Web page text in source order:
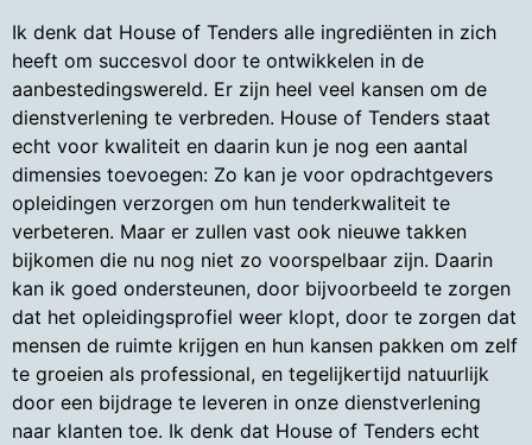
Ik denk dat House of Tenders alle ingrediënten in zich
heeft om succesvol door te ontwikkelen in de
aanbestedingswereld. Er zijn heel veel kansen om de
dienstverlening te verbreden. House of Tenders staat
echt voor kwaliteit en daarin kun je nog een aantal
dimensies toevoegen: Zo kan je voor opdrachtgevers
opleidingen verzorgen om hun tenderkwaliteit te
verbeteren. Maar er zullen vast ook nieuwe takken
bijkomen die nu nog niet zo voorspelbaar zijn. Daarin
kan ik goed ondersteunen, door bijvoorbeeld te zorgen
dat het opleidingsprofiel weer klopt, door te zorgen dat
mensen de ruimte krijgen en hun kansen pakken om zelf
te groeien als professional, en tegelijkertijd natuurlijk
door een bijdrage te leveren in onze dienstverlening
naar klanten toe. Ik denk dat House of Tenders echt